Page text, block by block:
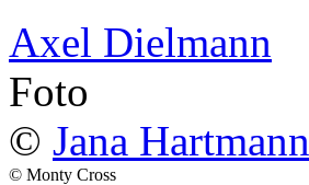
Axel Dielmann
Foto
© Jana Hartmann
© Monty Cross